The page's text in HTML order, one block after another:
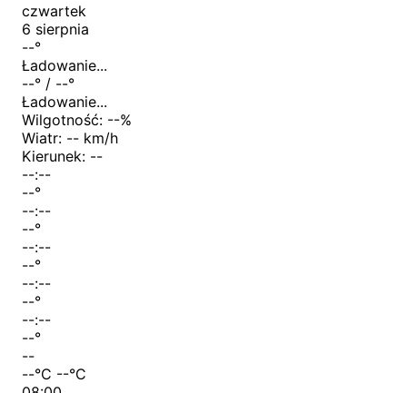
czwartek
6 sierpnia
--°
Ładowanie...
--° / --°
Ładowanie...
Wilgotność: --%
Wiatr: -- km/h
Kierunek: --
--:--
--°
--:--
--°
--:--
--°
--:--
--°
--:--
--°
--
--°C --°C